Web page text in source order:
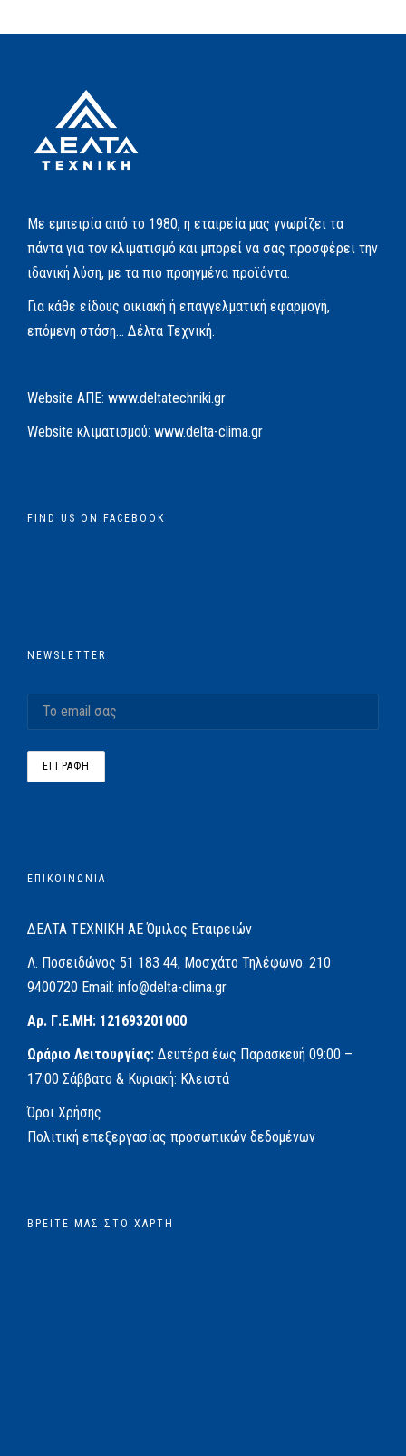
Με εμπειρία από το 1980, η εταιρεία μας γνωρίζει τα
πάντα για τον κλιματισμό και μπορεί να σας προσφέρει την
ιδανική λύση, με τα πιο προηγμένα προϊόντα.
Για κάθε είδους οικιακή ή επαγγελματική εφαρμογή,
επόμενη στάση… Δέλτα Τεχνική.
Website AΠΕ: www.deltatechniki.gr
Website κλιματισμού: www.delta-clima.gr
FIND US ON FACEBOOK
NEWSLETTER
ΕΠΙΚΟΙΝΩΝΙΑ
ΔΕΛΤΑ ΤΕΧΝΙΚΗ ΑΕΌμιλος Εταιρειών
Λ. Ποσειδώνος 51 183 44, Μοσχάτο Τηλέφωνο: 210
9400720 Email: info@delta-clima.gr
Αρ. Γ.Ε.ΜΗ: 121693201000
Ωράριο Λειτουργίας: Δευτέρα έως Παρασκευή 09:00 –
17:00 Σάββατο & Κυριακή: Κλειστά
Όροι Χρήσης
Πολιτική επεξεργασίας προσωπικών δεδομένων
ΒΡΕΊΤΕ ΜΑΣ ΣΤΟ ΧΆΡΤΗ